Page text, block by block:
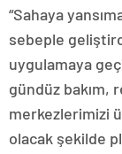
“Sahaya
sebeple
uygulamaya
gündüz bakım,
merkezlerimizi
olacak şekilde